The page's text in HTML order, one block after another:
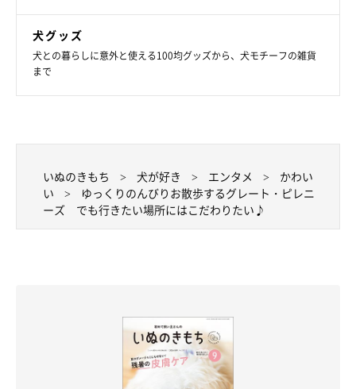
犬グッズ
犬との暮らしに意外と使える100均グッズから、犬モチーフの雑貨
まで
いぬのきもち 犬が好き エンタメ
かわい
い
ゆっくりのんびりお散歩するグレート・ピレニ
ーズ でも行きたい場所にはこだわりたい♪